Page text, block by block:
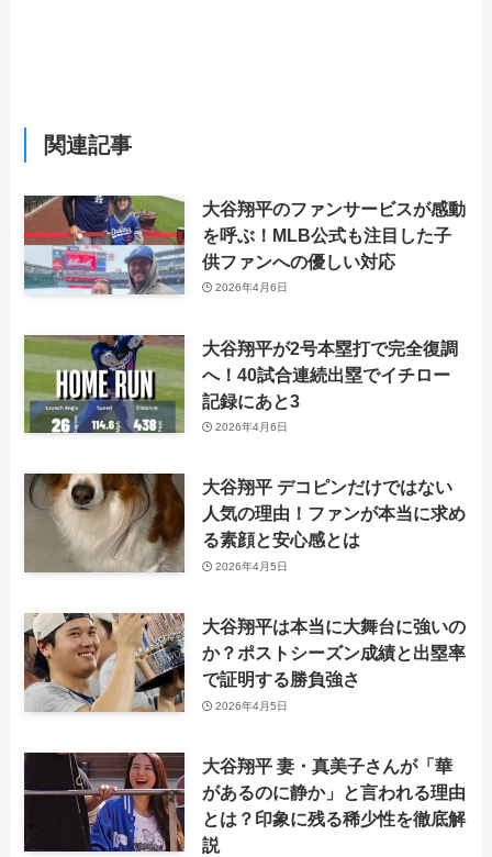
関連記事
大谷翔平のファンサービスが感動
を呼ぶ！MLB公式も注目した子
供ファンへの優しい対応
2026年4月6日
大谷翔平が2号本塁打で完全復調
へ！40試合連続出塁でイチロー
記録にあと3
2026年4月6日
大谷翔平 デコピンだけではない
人気の理由！ファンが本当に求め
る素顔と安心感とは
2026年4月5日
大谷翔平は本当に大舞台に強いの
か？ポストシーズン成績と出塁率
で証明する勝負強さ
2026年4月5日
大谷翔平 妻・真美子さんが「華
があるのに静か」と言われる理由
とは？印象に残る稀少性を徹底解
説